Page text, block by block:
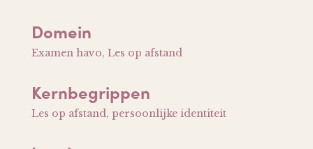
Domein
Examen havo, Les op afstand
Kernbegrippen
Les op afstand, persoonlijke identiteit